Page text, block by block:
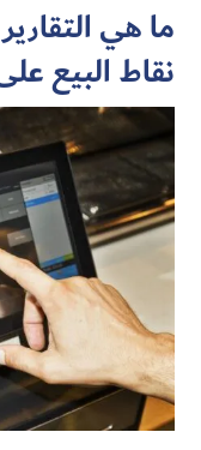
ما هي
نقاط البيع